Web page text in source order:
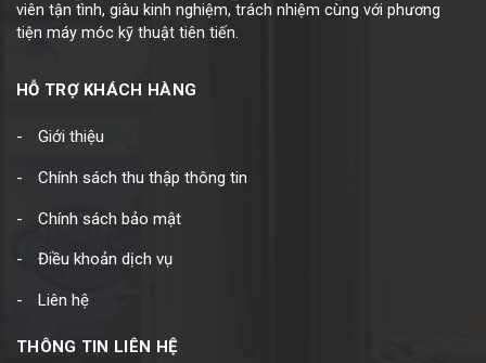
viên tận tình, giàu kinh nghiệm, trách nhiệm cùng với phương
tiện máy móc kỹ thuật tiên tiến.
HỖ TRỢ KHÁCH HÀNG
Giới thiệu
Chính sách thu thập thông tin
Chính sách bảo mật
Điều khoản dịch vụ
Liên hệ
THÔNG TIN LIÊN HỆ